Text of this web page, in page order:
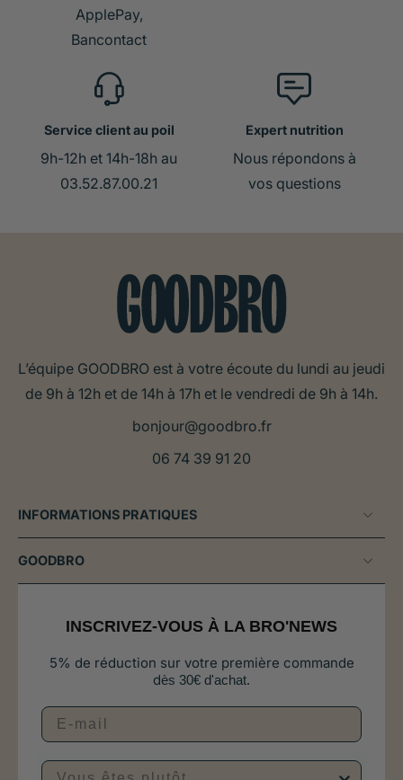
ApplePay,
Bancontact
Service client au poil
9h-12h et 14h-18h au
03.52.87.00.21
Expert nutrition
Nous répondons à
vos questions
L’équipe GOODBRO est à votre écoute du lundi au jeudi
de 9h à 12h et de 14h à 17h et le vendredi de 9h à 14h.
bonjour@goodbro.fr
06 74 39 91 20
INFORMATIONS PRATIQUES
GOODBRO
INSCRIVEZ-VOUS À LA BRO'NEWS
5% de réduction sur votre première commande
dès 30€ d'achat.
Vous êtes plutôt...